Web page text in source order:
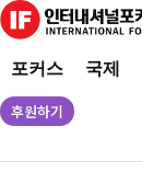
포커스 국제
후원하기